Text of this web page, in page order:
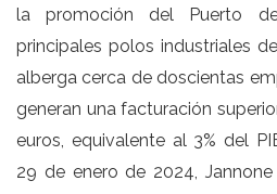
la promoción del Puerto
principales polos industriales
alberga cerca de doscientas
generan una facturación
euros, equivalente al 3% del
29 de enero de 2024,